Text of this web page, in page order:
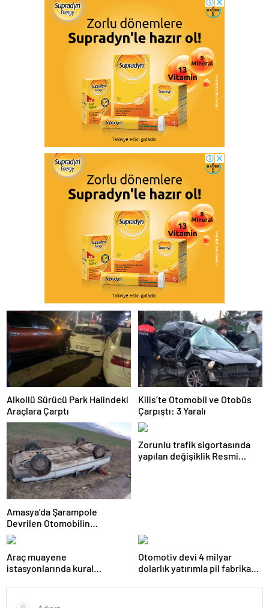
Alkollü Sürücü Park Halindeki
Araçlara Çarptı
Kilis’te Otomobil ve Otobüs
Çarpıştı: 3 Yaralı
Amasya’da Şarampole
Devrilen Otomobilin
Sürücüsü Yaralandı
Zorunlu trafik sigortasında
yapılan değişiklik Resmi
Araç muayene
istasyonlarında kural
yayımlanarak yürürlüğe girdi
Otomotiv devi 4 milyar
dolarlık yatırımla pil fabrikası